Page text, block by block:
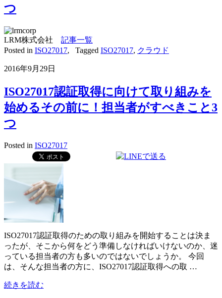
つ
LRM株式会社 記事一覧
Posted in ISO27017, Tagged ISO27017, クラウド
2016年9月29日
ISO27017認証取得に向けて取り組みを
始めるその前に！担当者がすべきこと3
つ
Posted in ISO27017
ISO27017認証取得のための取り組みを開始することは決ま
ったが、そこから何をどう準備しなければいけないのか、迷
っている担当者の方も多いのではないでしょうか。 今回
は、そんな担当者の方に、ISO27017認証取得への取 …
続きを読む